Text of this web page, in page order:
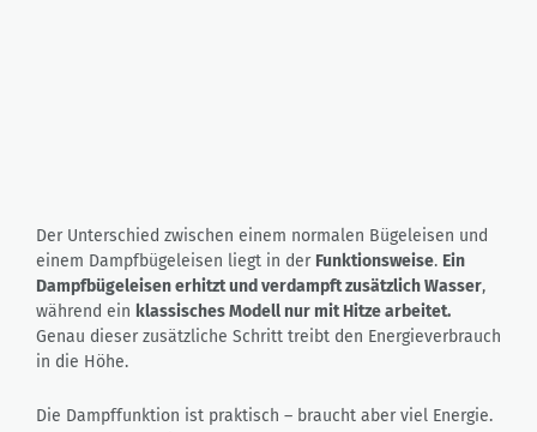
Der Unterschied zwischen einem normalen Bügeleisen und
einem Dampfbügeleisen liegt in der Funktionsweise. Ein
Dampfbügeleisen erhitzt und verdampft zusätzlich Wasser,
während ein klassisches Modell nur mit Hitze arbeitet.
Genau dieser zusätzliche Schritt treibt den Energieverbrauch
in die Höhe.
Die Dampffunktion ist praktisch – braucht aber viel Energie.